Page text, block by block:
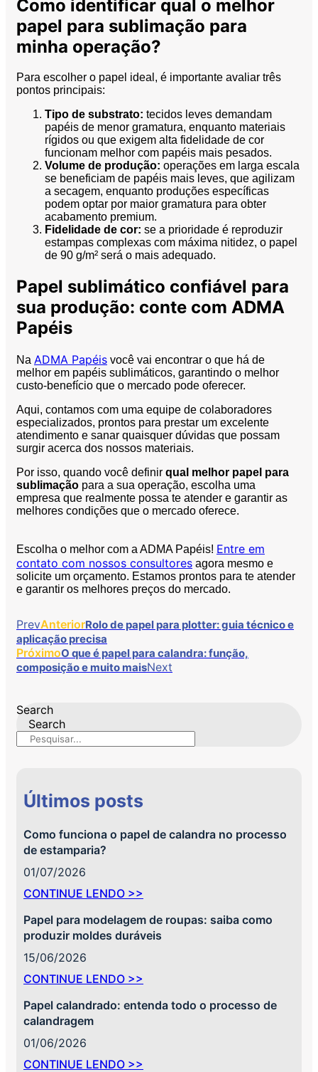
Como identificar qual o melhor
papel para sublimação para
minha operação?
Para escolher o papel ideal, é importante avaliar três
pontos principais:
Tipo de substrato: tecidos leves demandam
papéis de menor gramatura, enquanto materiais
rígidos ou que exigem alta fidelidade de cor
funcionam melhor com papéis mais pesados.
Volume de produção: operações em larga escala
se beneficiam de papéis mais leves, que agilizam
a secagem, enquanto produções específicas
podem optar por maior gramatura para obter
acabamento premium.
Fidelidade de cor: se a prioridade é reproduzir
estampas complexas com máxima nitidez, o papel
de 90 g/m² será o mais adequado.
Papel sublimático confiável para
sua produção: conte com ADMA
Papéis
Na ADMA Papéis você vai encontrar o que há de
melhor em papéis sublimáticos, garantindo o melhor
custo-benefício que o mercado pode oferecer.
Aqui, contamos com uma equipe de colaboradores
especializados, prontos para prestar um excelente
atendimento e sanar quaisquer dúvidas que possam
surgir acerca dos nossos materiais.
Por isso, quando você definir qual melhor papel para
sublimação para a sua operação, escolha uma
empresa que realmente possa te atender e garantir as
melhores condições que o mercado oferece.
Escolha o melhor com a ADMA Papéis! Entre em
contato com nossos consultores agora mesmo e
solicite um orçamento. Estamos prontos para te atender
e garantir os melhores preços do mercado.
PrevAnteriorRolo de papel para plotter: guia técnico e
aplicação precisa
PróximoO que é papel para calandra: função,
composição e muito maisNext
Search
Search
Últimos posts
Como funciona o papel de calandra no processo
de estamparia?
01/07/2026
CONTINUE LENDO >>
Papel para modelagem de roupas: saiba como
produzir moldes duráveis
15/06/2026
CONTINUE LENDO >>
Papel calandrado: entenda todo o processo de
calandragem
01/06/2026
CONTINUE LENDO >>